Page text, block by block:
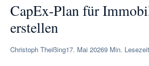
CapEx-Plan für
erstellen
Christoph Theißing17. Mai 20269 Min. Lesezeit